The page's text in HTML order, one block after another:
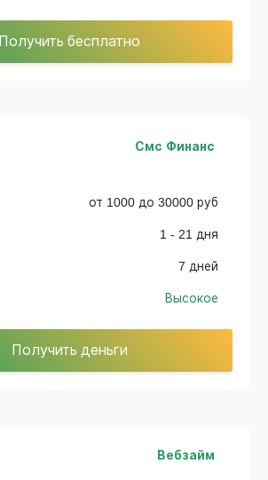
Получить бесплатно
Смс Финанс
от 1000 до 30000 руб
1 - 21 дня
7 дней
Высокое
Получить деньги
Вебзайм